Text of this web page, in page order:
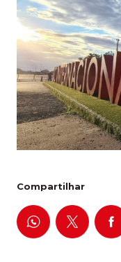
Compartilhar